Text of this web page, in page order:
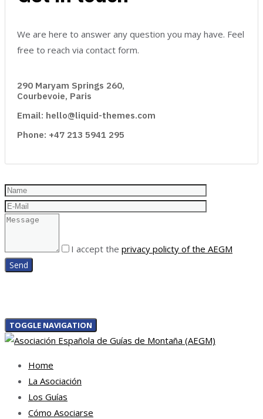
We are here to answer any question you may have. Feel
free to reach via contact form.
290 Maryam Springs 260,
Courbevoie, Paris
Email: hello@liquid-themes.com
Phone: +47 213 5941 295
I accept the privacy policty of the AEGM
TOGGLE NAVIGATION
Home
La Asociación
Los Guías
Cómo Asociarse